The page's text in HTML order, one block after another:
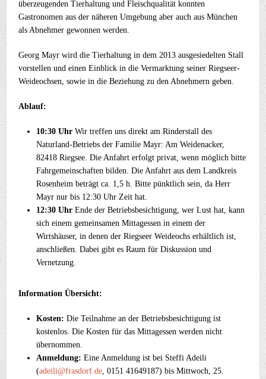
überzeugenden Tierhaltung und Fleischqualität konnten
Gastronomen aus der näheren Umgebung aber auch aus München
als Abnehmer gewonnen werden.
Georg Mayr wird die Tierhaltung in dem 2013 ausgesiedelten Stall
vorstellen und einen Einblick in die Vermarktung seiner Riegseer-
Weideochsen, sowie in die Beziehung zu den Abnehmern geben.
Ablauf:
10:30 Uhr Wir treffen uns direkt am Rinderstall des
Naturland-Betriebs der Familie Mayr: Am Weidenacker,
82418 Riegsee. Die Anfahrt erfolgt privat, wenn möglich bitte
Fahrgemeinschaften bilden. Die Anfahrt aus dem Landkreis
Rosenheim beträgt ca. 1,5 h. Bitte pünktlich sein, da Herr
Mayr nur bis 12:30 Uhr Zeit hat.
12:30 UhrEnde der Betriebsbesichtigung, wer Lust hat, kann
sich einem gemeinsamen Mittagessen in einem der
Wirtshäuser, in denen der Riegseer Weideochs erhältlich ist,
anschließen. Dabei gibt es Raum für Diskussion und
Vernetzung.
Information Übersicht:
Kosten:Die Teilnahme an der Betriebsbesichtigung ist
kostenlos. Die Kosten für das Mittagessen werden nicht
übernommen.
Anmeldung:Eine Anmeldung ist bei Steffi Adeili
(adeili@frasdorf.de, 0151 41649187) bis Mittwoch, 25.